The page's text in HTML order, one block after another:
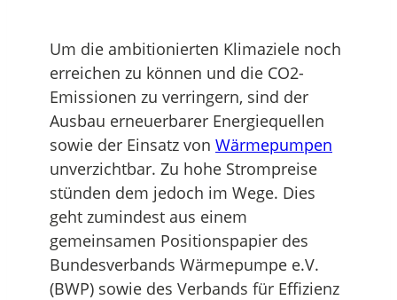
Um die ambitionierten Klimaziele noch
erreichen zu können und die CO2-
Emissionen zu verringern, sind der
Ausbau erneuerbarer Energiequellen
sowie der Einsatz von Wärmepumpen
unverzichtbar. Zu hohe Strompreise
stünden dem jedoch im Wege. Dies
geht zumindest aus einem
gemeinsamen Positionspapier des
Bundesverbands Wärmepumpe e.V.
(BWP) sowie des Verbands für Effizienz